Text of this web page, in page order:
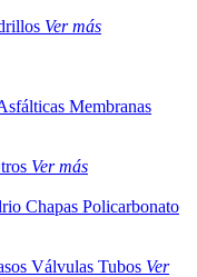
Ver más
Membranas
Ver más
Chapas Policarbonato
Válvulas Tubos Ver